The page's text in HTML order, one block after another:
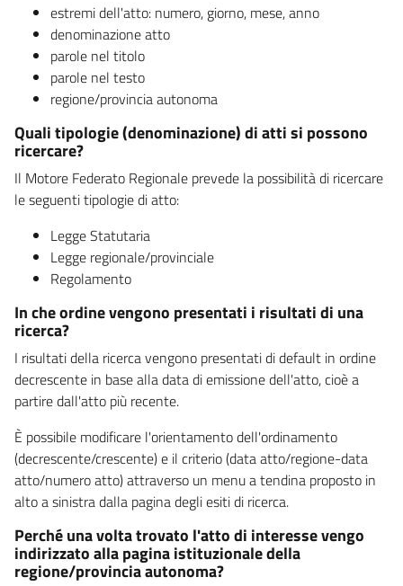
estremi dell'atto: numero, giorno, mese, anno
denominazione atto
parole nel titolo
parole nel testo
regione/provincia autonoma
Quali tipologie (denominazione) di atti si possono
ricercare?
Il Motore Federato Regionale prevede la possibilità di ricercare
le seguenti tipologie di atto:
Legge Statutaria
Legge regionale/provinciale
Regolamento
In che ordine vengono presentati i risultati di una
ricerca?
I risultati della ricerca vengono presentati di default in ordine
decrescente in base alla data di emissione dell'atto, cioè a
partire dall'atto più recente.
È possibile modificare l'orientamento dell'ordinamento
(decrescente/crescente) e il criterio (data atto/regione-data
atto/numero atto) attraverso un menu a tendina proposto in
alto a sinistra dalla pagina degli esiti di ricerca.
Perché una volta trovato l'atto di interesse vengo
indirizzato alla pagina istituzionale della
regione/provincia autonoma?